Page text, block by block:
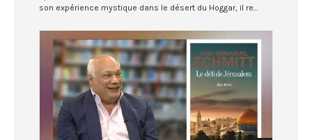
son expérience mystique dans le désert du Hoggar, il re...